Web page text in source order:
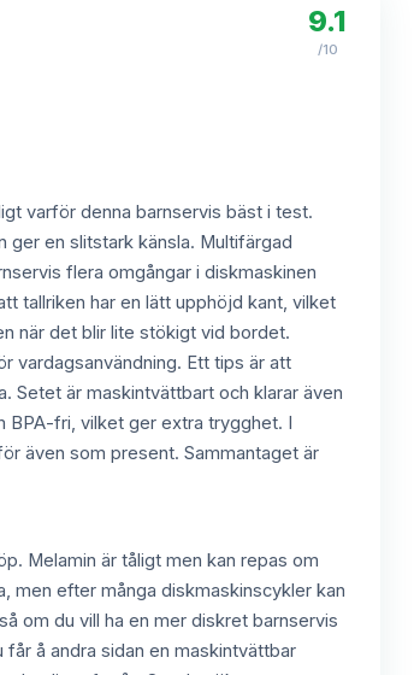
9.1
/10
varför denna barnservis bäst i test.
ger en slitstark känsla. Multifärgad
flera omgångar i diskmaskinen
tallriken har en lätt upphöjd kant, vilket
när det blir lite stökigt vid bordet.
vardagsanvändning. Ett tips är att
Setet är maskintvättbart och klarar även
BPA-fri, vilket ger extra trygghet. I
även som present. Sammantaget är
Melamin är tåligt men kan repas om
men efter många diskmaskinscykler kan
om du vill ha en mer diskret barnservis
å andra sidan en maskintvättbar